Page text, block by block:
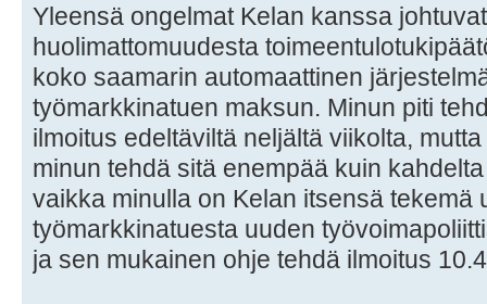
Yleensä ongelmat Kelan kanssa
huolimattomuudesta
koko saamarin automaattinen
työmarkkinatuen maksun. Minun piti
ilmoitus edeltäviltä neljältä viikolta,
minun tehdä sitä enempää kuin
vaikka minulla on Kelan itsensä tekemä
työmarkkinatuesta uuden
ja sen mukainen ohje tehdä ilmoitus